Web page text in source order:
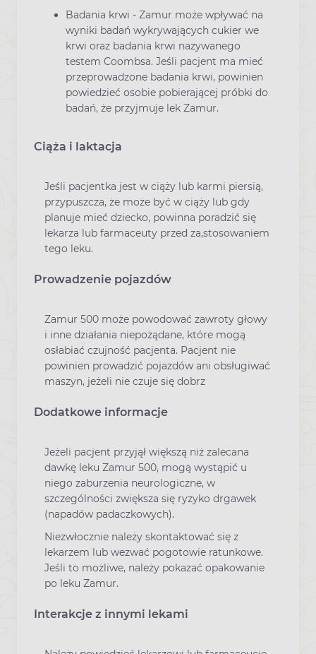
Badania krwi - Zamur może wpływać na
wyniki badań wykrywających cukier we
krwi oraz badania krwi nazywanego
testem Coombsa. Jeśli pacjent ma mieć
przeprowadzone badania krwi, powinien
powiedzieć osobie pobierającej próbki do
badań, że przyjmuje lek Zamur.
Ciąża i laktacja
Jeśli pacjentka jest w ciąży lub karmi piersią,
przypuszcza, że może być w ciąży lub gdy
planuje mieć dziecko, powinna poradzić się
lekarza lub farmaceuty przed za,stosowaniem
tego leku.
Prowadzenie pojazdów
Zamur 500 może powodować zawroty głowy
i inne działania niepożądane, które mogą
osłabiać czujność pacjenta. Pacjent nie
powinien prowadzić pojazdów ani obsługiwać
maszyn, jeżeli nie czuje się dobrz
Dodatkowe informacje
Jeżeli pacjent przyjął większą niż zalecana
dawkę leku Zamur 500, mogą wystąpić u
niego zaburzenia neurologiczne, w
szczególności zwiększa się ryzyko drgawek
(napadów padaczkowych).
Niezwłocznie należy skontaktować się z
lekarzem lub wezwać pogotowie ratunkowe.
Jeśli to możliwe, należy pokazać opakowanie
po leku Zamur.
Interakcje z innymi lekami